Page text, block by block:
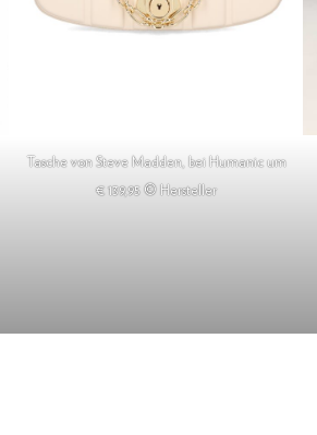
Tasche von Steve Madden, bei Humanic um
€ 139,95 © Hersteller